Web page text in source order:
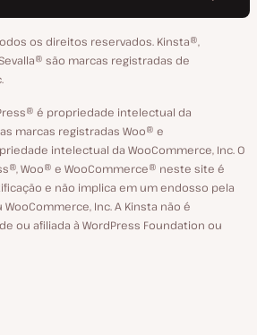
GitHub
X
YouTube
Facebook
LinkedIn
os direitos reservados. Kinsta®‚
Sevalla® são marcas registradas de
é propriedade intelectual da
marcas registradas Woo® e
intelectual da WooCommerce, Inc. O
Woo® e WooCommerce® neste site é
e não implica em um endosso pela
Inc. A Kinsta não é
ou afiliada à WordPress Foundation ou